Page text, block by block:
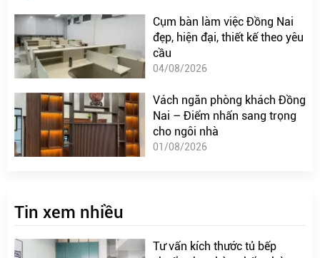
Cụm bàn làm việc Đồng Nai
đẹp, hiện đại, thiết kế theo yêu
cầu
04/08/2026
Vách ngăn phòng khách Đồng
Nai – Điểm nhấn sang trọng
cho ngôi nhà
01/08/2026
Tin xem nhiều
Tư vấn kích thước tủ bếp